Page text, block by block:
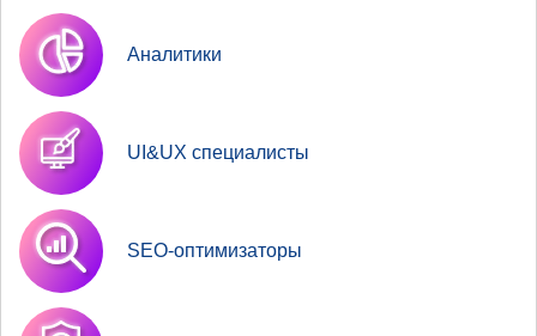
Аналитики
UI&UX специалисты
SEO-оптимизаторы